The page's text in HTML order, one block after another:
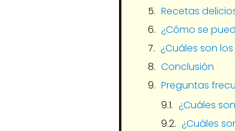
Recetas
¿Cómo se
¿Cuáles son
Conclusión
Preguntas
¿Cuáles
¿Cuáles